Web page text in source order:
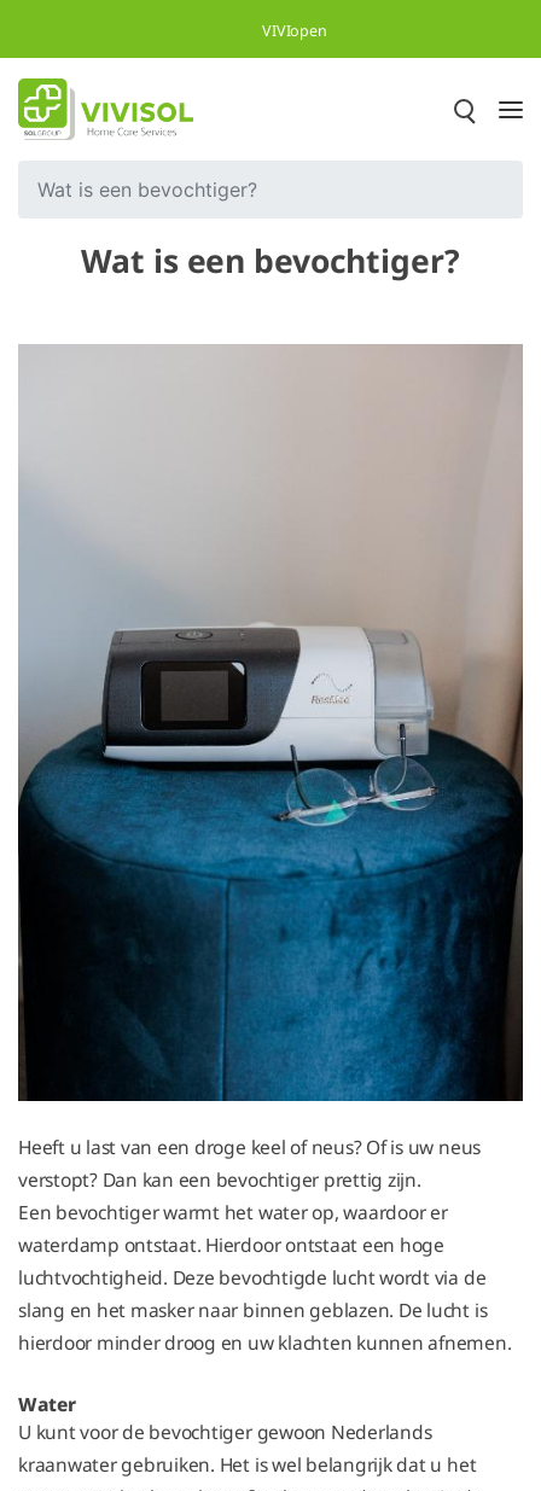
Overslaan en naar hoofdinhoud gaan
VIVIopen
Wat is een bevochtiger?
Wat is een bevochtiger?
Heeft u last van een droge keel of neus? Of is uw neus
verstopt? Dan kan een bevochtiger prettig zijn.
Een bevochtiger warmt het water op, waardoor er
waterdamp ontstaat. Hierdoor ontstaat een hoge
luchtvochtigheid. Deze bevochtigde lucht wordt via de
slang en het masker naar binnen geblazen. De lucht is
hierdoor minder droog en uw klachten kunnen afnemen.
Water
U kunt voor de bevochtiger gewoon Nederlands
kraanwater gebruiken. Het is wel belangrijk dat u het